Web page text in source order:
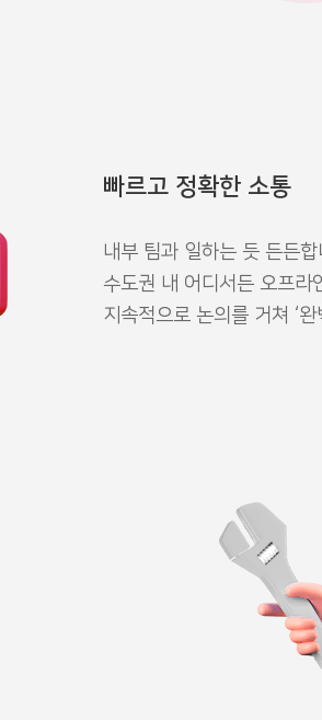
빠르고 정확한 소통
내부 팀과 일하는 듯 든든합
수도권 내 어디서든 오프라
지속적으로 논의를 거쳐 ‘